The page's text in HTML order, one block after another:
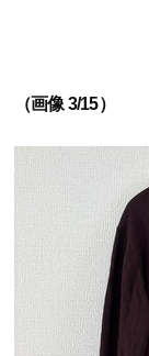
（画像 3/15）